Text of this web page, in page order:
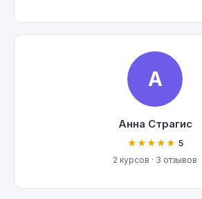
А
Анна Страгис
★★★★★ 5
2 курсов · 3 отзывов